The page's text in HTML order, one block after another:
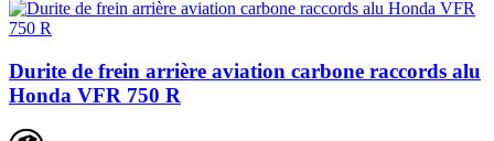
Durite de frein arrière aviation carbone raccords alu
Honda VFR 750 R